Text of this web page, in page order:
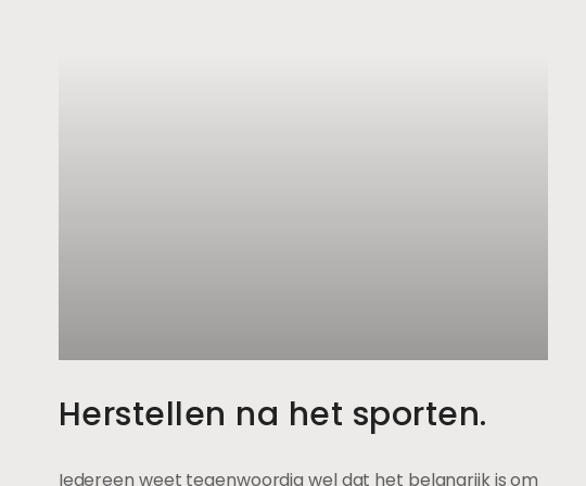
Herstellen na het sporten.
Iedereen weet tegenwoordig wel dat het belangrijk is om